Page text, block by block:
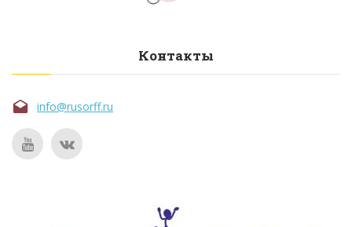
Контакты
info@rusorff.ru